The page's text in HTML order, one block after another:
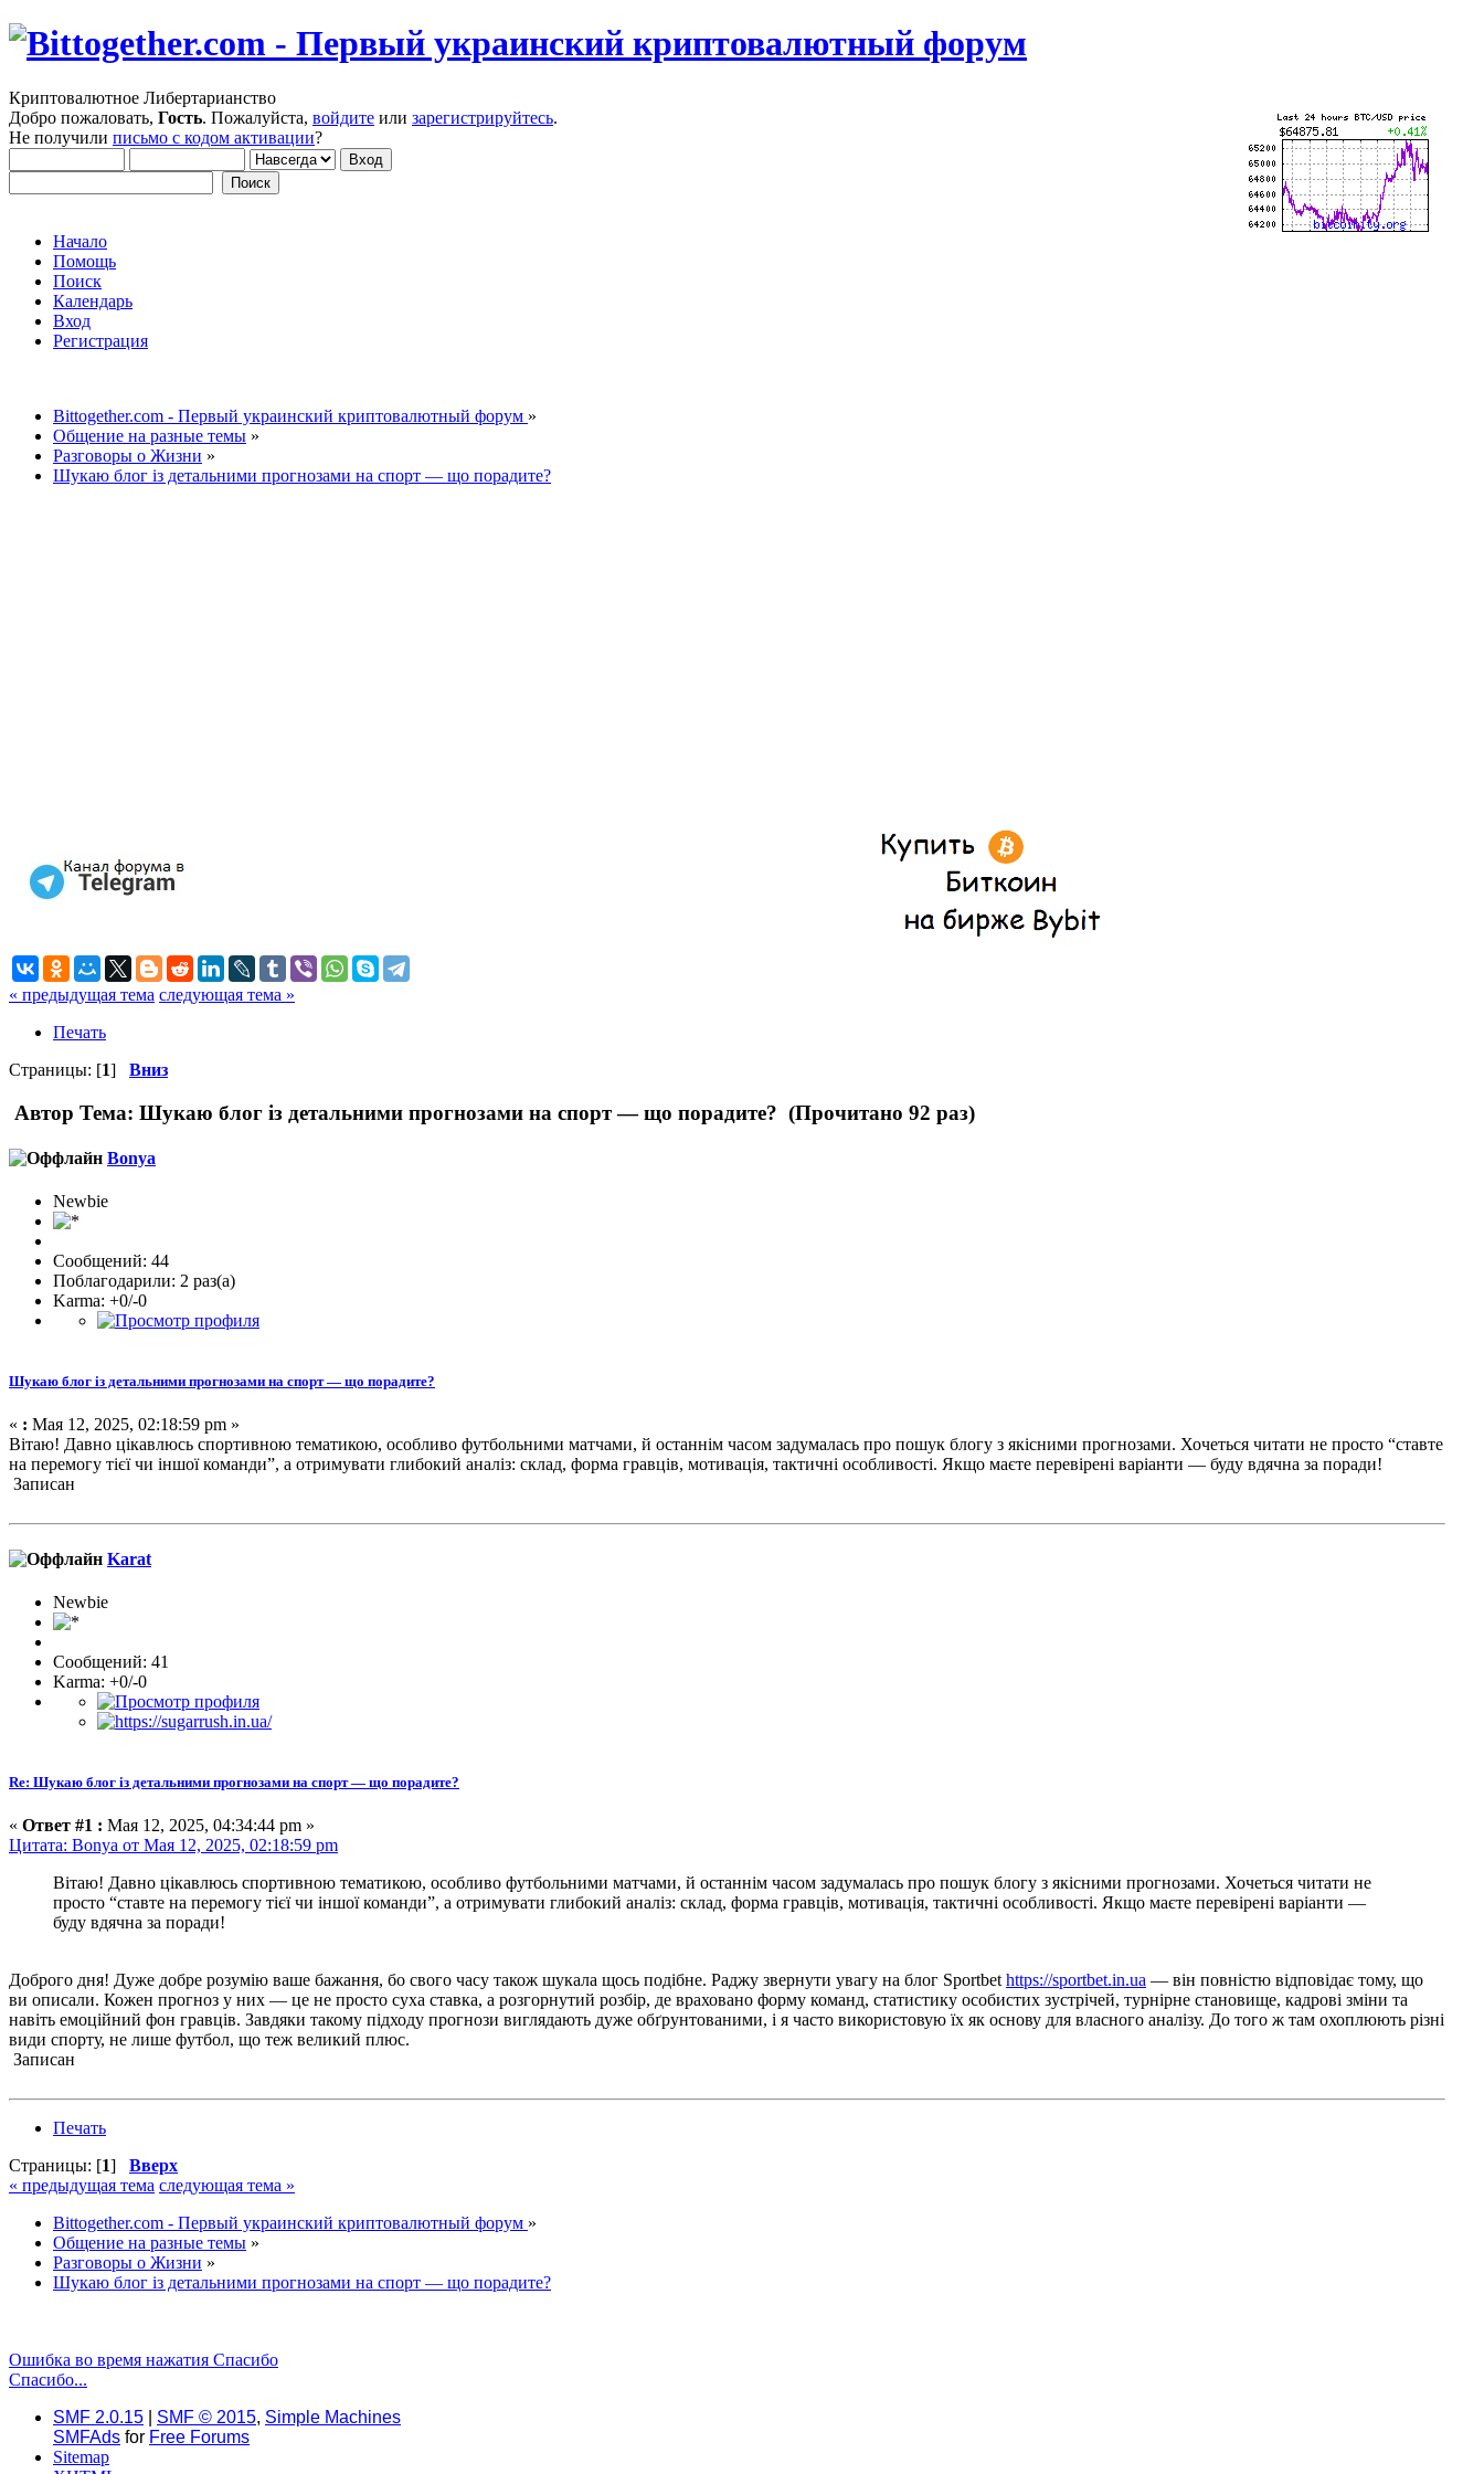
Криптовалютное Либертарианство
Добро пожаловать, Гость. Пожалуйста, войдите или зарегистрируйтесь.
Не получили письмо с кодом активации?
Начало
Помощь
Поиск
Календарь
Вход
Регистрация
Bittogether.com - Первый украинский криптовалютный форум »
Общение на разные темы »
Разговоры о Жизни »
Шукаю блог із детальними прогнозами на спорт — що порадите?
« предыдущая тема следующая тема »
Печать
Страницы: [1] Вниз
Автор Тема: Шукаю блог із детальними прогнозами на спорт — що порадите? (Прочитано 92 раз)
Bonya
Newbie
Сообщений: 44
Поблагодарили: 2 раз(а)
Karma: +0/-0
Шукаю блог із детальними прогнозами на спорт — що порадите?
« : Мая 12, 2025, 02:18:59 pm »
Вітаю! Давно цікавлюсь спортивною тематикою, особливо футбольними матчами, й останнім часом задумалась про пошук блогу з якісними прогнозами. Хочеться читати не просто “ставте
на перемогу тієї чи іншої команди”, а отримувати глибокий аналіз: склад, форма гравців, мотивація, тактичні особливості. Якщо маєте перевірені варіанти — буду вдячна за поради!
Записан
Karat
Newbie
Сообщений: 41
Karma: +0/-0
Re: Шукаю блог із детальними прогнозами на спорт — що порадите?
« Ответ #1 : Мая 12, 2025, 04:34:44 pm »
Цитата: Bonya от Мая 12, 2025, 02:18:59 pm
Вітаю! Давно цікавлюсь спортивною тематикою, особливо футбольними матчами, й останнім часом задумалась про пошук блогу з якісними прогнозами. Хочеться читати не
просто “ставте на перемогу тієї чи іншої команди”, а отримувати глибокий аналіз: склад, форма гравців, мотивація, тактичні особливості. Якщо маєте перевірені варіанти —
буду вдячна за поради!
Доброго дня! Дуже добре розумію ваше бажання, бо свого часу також шукала щось подібне. Раджу звернути увагу на блог Sportbet https://sportbet.in.ua — він повністю відповідає тому, що
ви описали. Кожен прогноз у них — це не просто суха ставка, а розгорнутий розбір, де враховано форму команд, статистику особистих зустрічей, турнірне становище, кадрові зміни та
навіть емоційний фон гравців. Завдяки такому підходу прогнози виглядають дуже обґрунтованими, і я часто використовую їх як основу для власного аналізу. До того ж там охоплюють різні
види спорту, не лише футбол, що теж великий плюс.
Записан
Печать
Страницы: [1] Вверх
« предыдущая тема следующая тема »
Bittogether.com - Первый украинский криптовалютный форум »
Общение на разные темы »
Разговоры о Жизни »
Шукаю блог із детальними прогнозами на спорт — що порадите?
Ошибка во время нажатия Спасибо
Спасибо...
SMF 2.0.15
SMF © 2015, Simple Machines
SMFAds for Free Forums
Sitemap